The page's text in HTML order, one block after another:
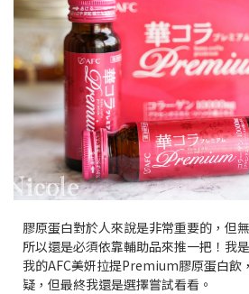
膠原蛋白對於人來說是非常重要的，但
所以還是必須依靠輔助品來推一把！我
我的AFC美妍拉提Premium膠原蛋白飲
疑，但最終我還是選擇嘗試看看。